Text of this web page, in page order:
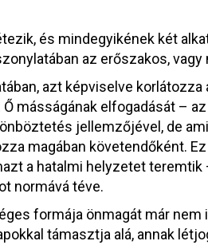
és mindegyikének két
az erőszakos,
azt képviselve
másságának elfogadását –
jellemzőjével, de
magában követendőként.
a hatalmi helyzetet
normává téve.
formája önmagát már nem
támasztja alá, annak